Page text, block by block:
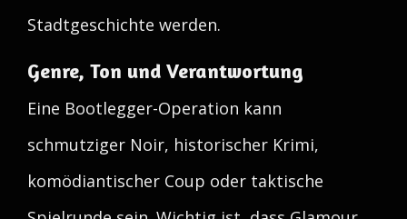
Stadtgeschichte werden.
Genre, Ton und Verantwortung
Eine Bootlegger-Operation kann
schmutziger Noir, historischer Krimi,
komödiantischer Coup oder taktische